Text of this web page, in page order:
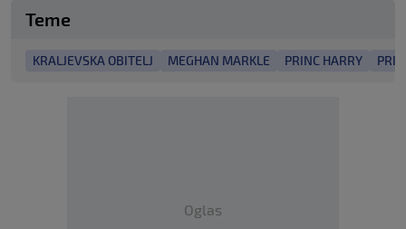
Teme
KRALJEVSKA OBITELJ MEGHAN MARKLE PRINC HARRY
Oglas